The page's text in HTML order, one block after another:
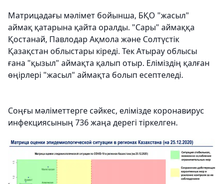
Матрицадағы мәлімет бойынша, БҚО "жасыл"
аймақ қатарына қайта оралды. "Сары" аймаққа
Қостанай, Павлодар Ақмола және Солтүстік
Қазақстан облыстары кіреді. Тек Атырау облысы
ғана "қызыл" аймақта қалып отыр. Еліміздің қалған
өңірлері "жасыл" аймақта болып есептеледі.
Соңғы мәліметтерге сәйкес, елімізде коронавирус
инфекциясының 736 жаңа дерегі тіркелген.